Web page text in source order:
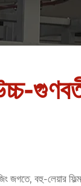
জগতে, বহু-লেয়ার